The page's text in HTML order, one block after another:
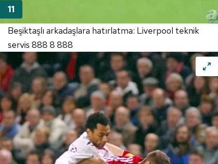
Beşiktaşlı arkadaşlara hatırlatma: Liverpool teknik
servis 888 8 888